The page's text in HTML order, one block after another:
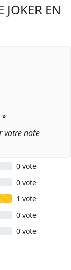
JOKER EN
⭐
votre note
0 vote
0 vote
1 vote
0 vote
0 vote